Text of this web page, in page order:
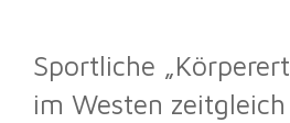
Sportliche
im Westen zeitgleich